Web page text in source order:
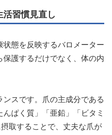
活習慣見直し
態を反映するバロメーター
護するだけでなく、体の内
スです。爪の主成分である
ぱく質」「亜鉛」「ビタミ
取することで、丈夫な爪が